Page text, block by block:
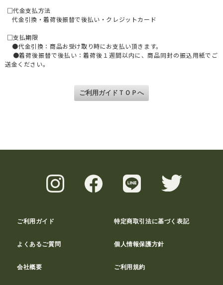
□代金支払方法
代金引換・着荷後振替で後払い・クレジットカード
□支払期限
●代金引換：商品お受け取り時にお支払い頂きます。
●着荷後振替で後払い：着荷後１週間以内に、商品同封の振込用紙でご
送金ください。
ご利用ガイド 特定商取引法に基づく表記
よくあるご質問 個人情報保護方針
会社概要 ご利用規約